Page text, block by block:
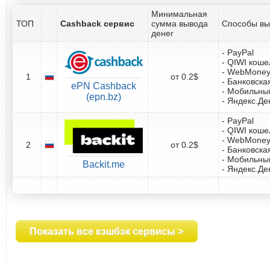
ТОП Cashback сервис
Минимальная
сумма вывода
денег
Способы
1
ePN Cashback
(epn.bz)
от 0.2$
- PayPal
- QIWI
- WebMoney
-
-
-
2
Backit.me
от 0.2$
- PayPal
- QIWI
- WebMoney
-
-
-
Показать все кэшбэк сервисы >